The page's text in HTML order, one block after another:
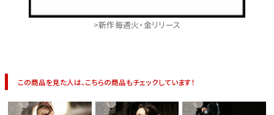
>新作毎週火・金リリース
この商品を見た人は、こちらの商品もチェックしています！